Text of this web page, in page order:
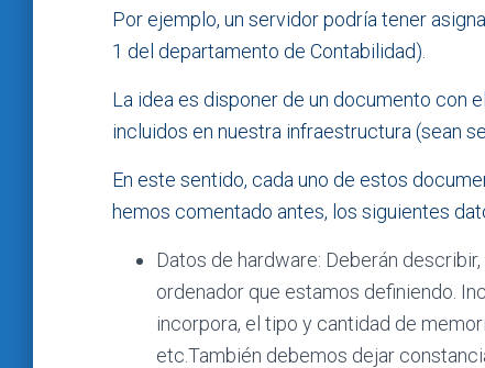
Por ejemplo, un servidor podría tener
1 del departamento de Contabilidad).
La idea es disponer de un documento con
incluidos en nuestra infraestructura (sean
En este sentido, cada uno de estos
hemos comentado antes, los siguientes
Datos de hardware: Deberán
ordenador que estamos definiendo.
incorpora, el tipo y cantidad de
etc.También debemos dejar